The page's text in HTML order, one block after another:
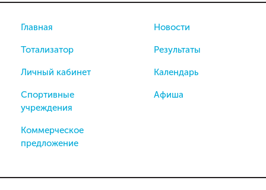
Главная
Тотализатор
Личный кабинет
Спортивные
учреждения
Коммерческое
предложение
Новости
Результаты
Календарь
Афиша